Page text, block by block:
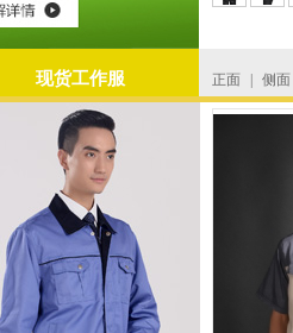
现货工作服 正面 侧面